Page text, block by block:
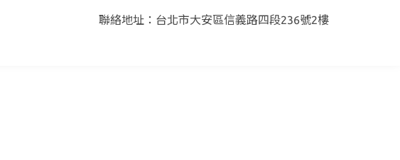
聯絡地址：台北市大安區信義路四段236號2樓